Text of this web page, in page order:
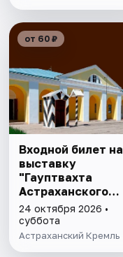
от 60 ₽
Входной билет на
выставку
"Гауптвахта
Астраханского
гарнизона. XIX в."
24 октября 2026 •
суббота
Астраханский Кремль